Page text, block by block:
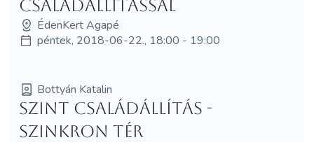
Családállítással
ÉdenKert Agapé
péntek, 2018-06-22., 18:00 - 19:00
Bottyán Katalin
SzInT Családállítás -
Szinkron Tér